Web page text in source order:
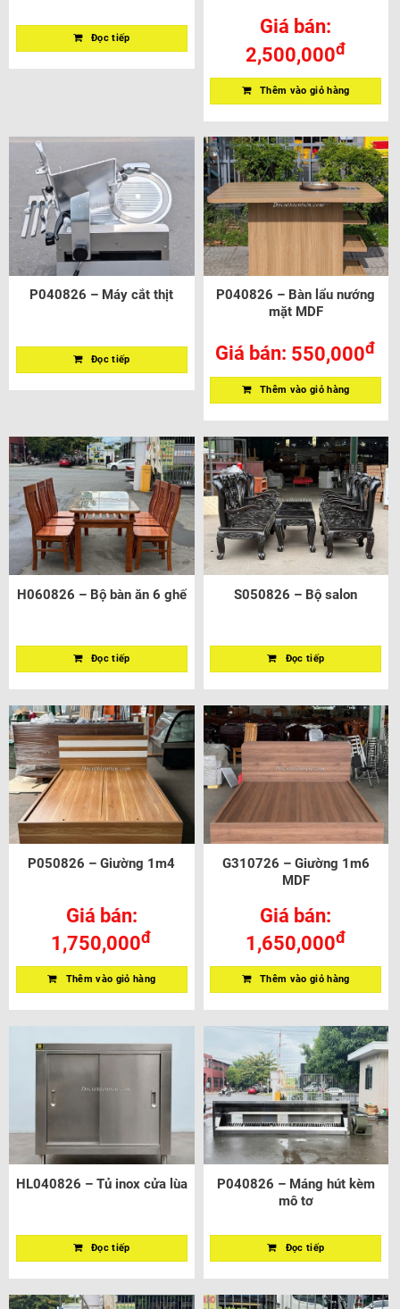
Đọc tiếp
Giá bán:
2,500,000đ
Thêm vào giỏ hàng
P040826 – Máy cắt thịt
Đọc tiếp
P040826 – Bàn lẩu nướng
mặt MDF
Giá bán: 550,000đ
Thêm vào giỏ hàng
H060826 – Bộ bàn ăn 6 ghế
Đọc tiếp
S050826 – Bộ salon
Đọc tiếp
P050826 – Giường 1m4
Giá bán:
1,750,000đ
Thêm vào giỏ hàng
G310726 – Giường 1m6
MDF
Giá bán:
1,650,000đ
Thêm vào giỏ hàng
HL040826 – Tủ inox cửa lùa
Đọc tiếp
P040826 – Máng hút kèm
mô tơ
Đọc tiếp